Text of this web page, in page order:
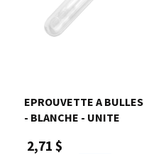
EPROUVETTE A BULLES
- BLANCHE - UNITE
2,71 $